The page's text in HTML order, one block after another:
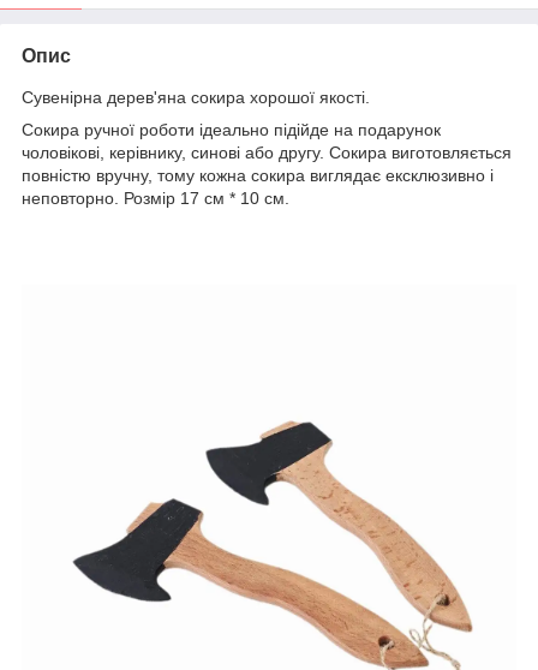
Опис
Сувенірна дерев'яна сокира хорошої якості.
Сокира ручної роботи ідеально підійде на подарунок
чоловікові, керівнику, синові або другу. Сокира виготовляється
повністю вручну, тому кожна сокира виглядає ексклюзивно і
неповторно. Розмір 17 см * 10 см.